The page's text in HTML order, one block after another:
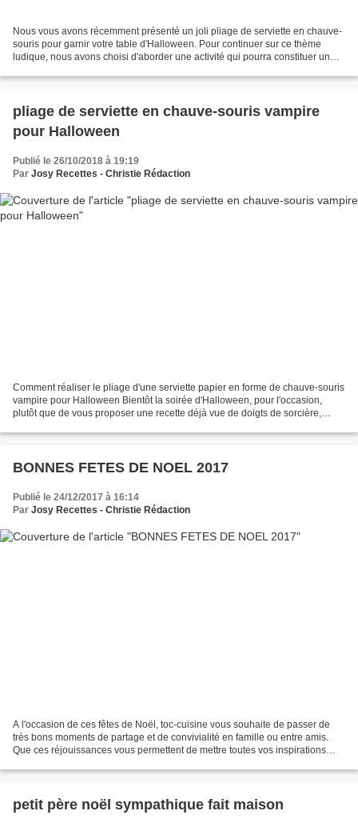
Nous vous avons récemment présenté un joli pliage de serviette en chauve-
souris pour garnir votre table d'Halloween. Pour continuer sur ce thème
ludique, nous avons choisi d'aborder une activité qui pourra constituer un
pliage de serviette en chauve-souris vampire
pour Halloween
Publié le 26/10/2018 à 19:19
Par Josy Recettes - Christie Rédaction
Comment réaliser le pliage d'une serviette papier en forme de chauve-souris
vampire pour Halloween Bientôt la soirée d'Halloween, pour l'occasion,
plutôt que de vous proposer une recette déjà vue de doigts de sorcière,
BONNES FETES DE NOEL 2017
Publié le 24/12/2017 à 16:14
Par Josy Recettes - Christie Rédaction
A l'occasion de ces fêtes de Noël, toc-cuisine vous souhaite de passer de
très bons moments de partage et de convivialité en famille ou entre amis.
Que ces réjouissances vous permettent de mettre toutes vos inspirations
petit père noël sympathique fait maison